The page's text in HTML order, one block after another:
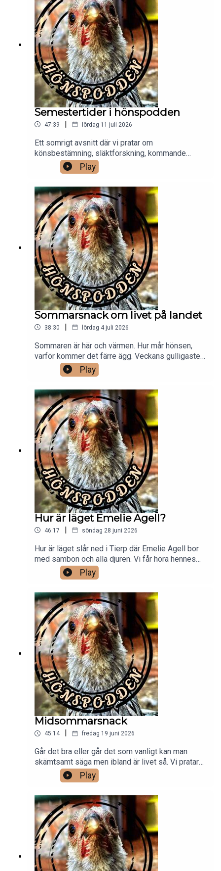
allt om hur hennes tankar gått under arbetet med
boken. Vi får även lite tips om rovkvalster som
giftfritt alternativ för bekkämpning av ohyra i
hönshusen.
Semestertider i hönspodden
47:39 | lördag 11 juli 2026
Ett somrigt avsnitt där vi pratar om
könsbestämning, släktforskning, kommande
gäster och raser i rasspecialer. Vi utvecklar också
hur en produktionsvecka med podden ser ut.
Play
Sommarsnack om livet på landet
38:30 | lördag 4 juli 2026
Sommaren är här och värmen. Hur mår hönsen,
varför kommer det färre ägg. Veckans gulligaste
och Per utlyser en eller två tävlingar.
Play
Hur är läget Emelie Agell?
46:17 | söndag 28 juni 2026
Hur är läget slår ned i Tierp där Emelie Agell bor
med sambon och alla djuren. Vi får höra hennes
historia om hur allt började, bästa tips och frågor
till både experten och nästa gäst? Vilket strö är
bäst och sämst enligt Emelie, det och mycket mer
i ännu ett fullmatat avsnitt av hönspodden.
Play
Midsommarsnack
45:14 | fredag 19 juni 2026
Går det bra eller går det som vanligt kan man
skämtsamt säga men ibland är livet så. Vi pratar
om vad som hänt i veckan och hur läget är bland
kycklingar och höns. Midsommar står för dörren
och Helena har semester. Ett avslappnat
sommarinspirerat avsnitt.
Play